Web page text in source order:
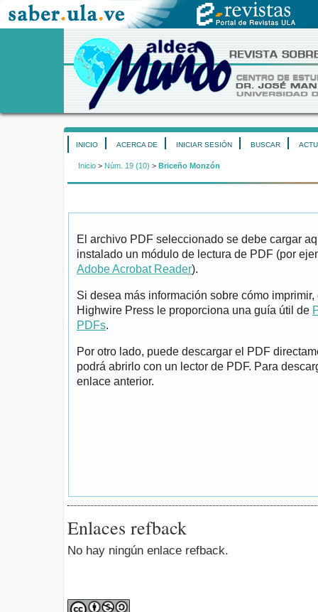
INICIO ACERCA DE INICIAR SESIÓN BUSCAR
Inicio > Núm. 19 (10) > Briceño Monzón
El archivo PDF seleccionado se debe cargar
instalado un módulo de lectura de PDF (por
Adobe Acrobat Reader).
Si desea más información sobre cómo
Highwire Press le proporciona una guía útil de
PDFs.
Por otro lado, puede descargar el PDF
podrá abrirlo con un lector de PDF. Para
enlace anterior.
Enlaces refback
No hay ningún enlace refback.